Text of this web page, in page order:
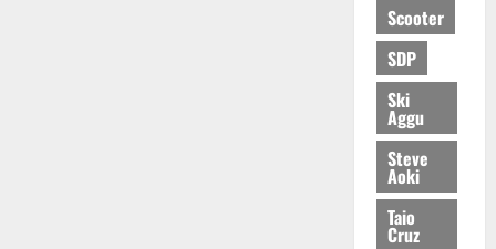
Scooter
SDP
Ski
Aggu
Steve
Aoki
Taio
Cruz